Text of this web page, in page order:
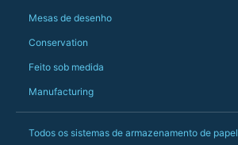
Mesas de desenho
Conservation
Feito sob medida
Manufacturing
Todos os sistemas de armazenamento de papel